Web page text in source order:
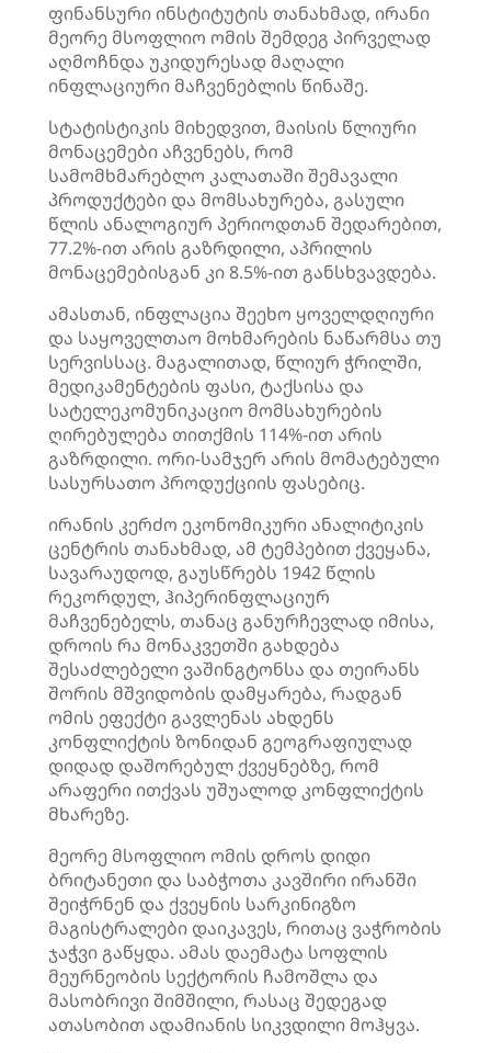
ფინანსური ინსტიტუტის თანახმად, ირანი
მეორე მსოფლიო ომის შემდეგ პირველად
აღმოჩნდა უკიდურესად მაღალი
ინფლაციური მაჩვენებლის წინაშე.
სტატისტიკის მიხედვით, მაისის წლიური
მონაცემები აჩვენებს, რომ
სამომხმარებლო კალათაში შემავალი
პროდუქტები და მომსახურება, გასული
წლის ანალოგიურ პერიოდთან შედარებით,
77.2%-ით არის გაზრდილი, აპრილის
მონაცემებისგან კი 8.5%-ით განსხვავდება.
ამასთან, ინფლაცია შეეხო ყოველდღიური
და საყოველთაო მოხმარების ნაწარმსა თუ
სერვისსაც. მაგალითად, წლიურ ჭრილში,
მედიკამენტების ფასი, ტაქსისა და
სატელეკომუნიკაციო მომსახურების
ღირებულება თითქმის 114%-ით არის
გაზრდილი. ორი-სამჯერ არის მომატებული
სასურსათო პროდუქციის ფასებიც.
ირანის კერძო ეკონომიკური ანალიტიკის
ცენტრის თანახმად, ამ ტემპებით ქვეყანა,
სავარაუდოდ, გაუსწრებს 1942 წლის
რეკორდულ, ჰიპერინფლაციურ
მაჩვენებელს, თანაც განურჩევლად იმისა,
დროის რა მონაკვეთში გახდება
შესაძლებელი ვაშინგტონსა და თეირანს
შორის მშვიდობის დამყარება, რადგან
ომის ეფექტი გავლენას ახდენს
კონფლიქტის ზონიდან გეოგრაფიულად
დიდად დაშორებულ ქვეყნებზე, რომ
არაფერი ითქვას უშუალოდ კონფლიქტის
მხარეზე.
მეორე მსოფლიო ომის დროს დიდი
ბრიტანეთი და საბჭოთა კავშირი ირანში
შეიჭრნენ და ქვეყნის სარკინიგზო
მაგისტრალები დაიკავეს, რითაც ვაჭრობის
ჯაჭვი გაწყდა. ამას დაემატა სოფლის
მეურნეობის სექტორის ჩამოშლა და
მასობრივი შიმშილი, რასაც შედეგად
ათასობით ადამიანის სიკვდილი მოჰყვა.